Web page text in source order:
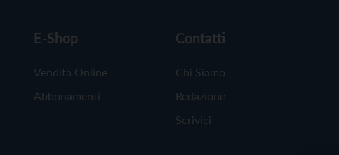
E-Shop
Vendita Online
Abbonamenti
Contatti
Chi Siamo
Redazione
Scrivici